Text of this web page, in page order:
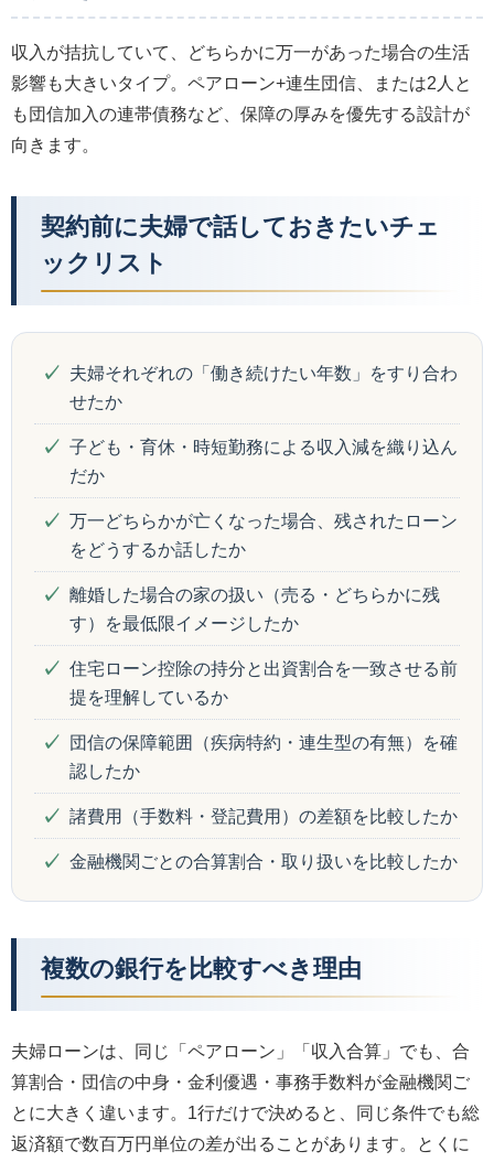
収入が拮抗していて、どちらかに万一があった場合の生活
影響も大きいタイプ。ペアローン+連生団信、または2人と
も団信加入の連帯債務など、保障の厚みを優先する設計が
向きます。
契約前に夫婦で話しておきたいチェ
ックリスト
夫婦それぞれの「働き続けたい年数」をすり合わ
せたか
子ども・育休・時短勤務による収入減を織り込ん
だか
万一どちらかが亡くなった場合、残されたローン
をどうするか話したか
離婚した場合の家の扱い（売る・どちらかに残
す）を最低限イメージしたか
住宅ローン控除の持分と出資割合を一致させる前
提を理解しているか
団信の保障範囲（疾病特約・連生型の有無）を確
認したか
諸費用（手数料・登記費用）の差額を比較したか
金融機関ごとの合算割合・取り扱いを比較したか
複数の銀行を比較すべき理由
夫婦ローンは、同じ「ペアローン」「収入合算」でも、合
算割合・団信の中身・金利優遇・事務手数料が金融機関ご
とに大きく違います。1行だけで決めると、同じ条件でも総
返済額で数百万円単位の差が出ることがあります。とくに